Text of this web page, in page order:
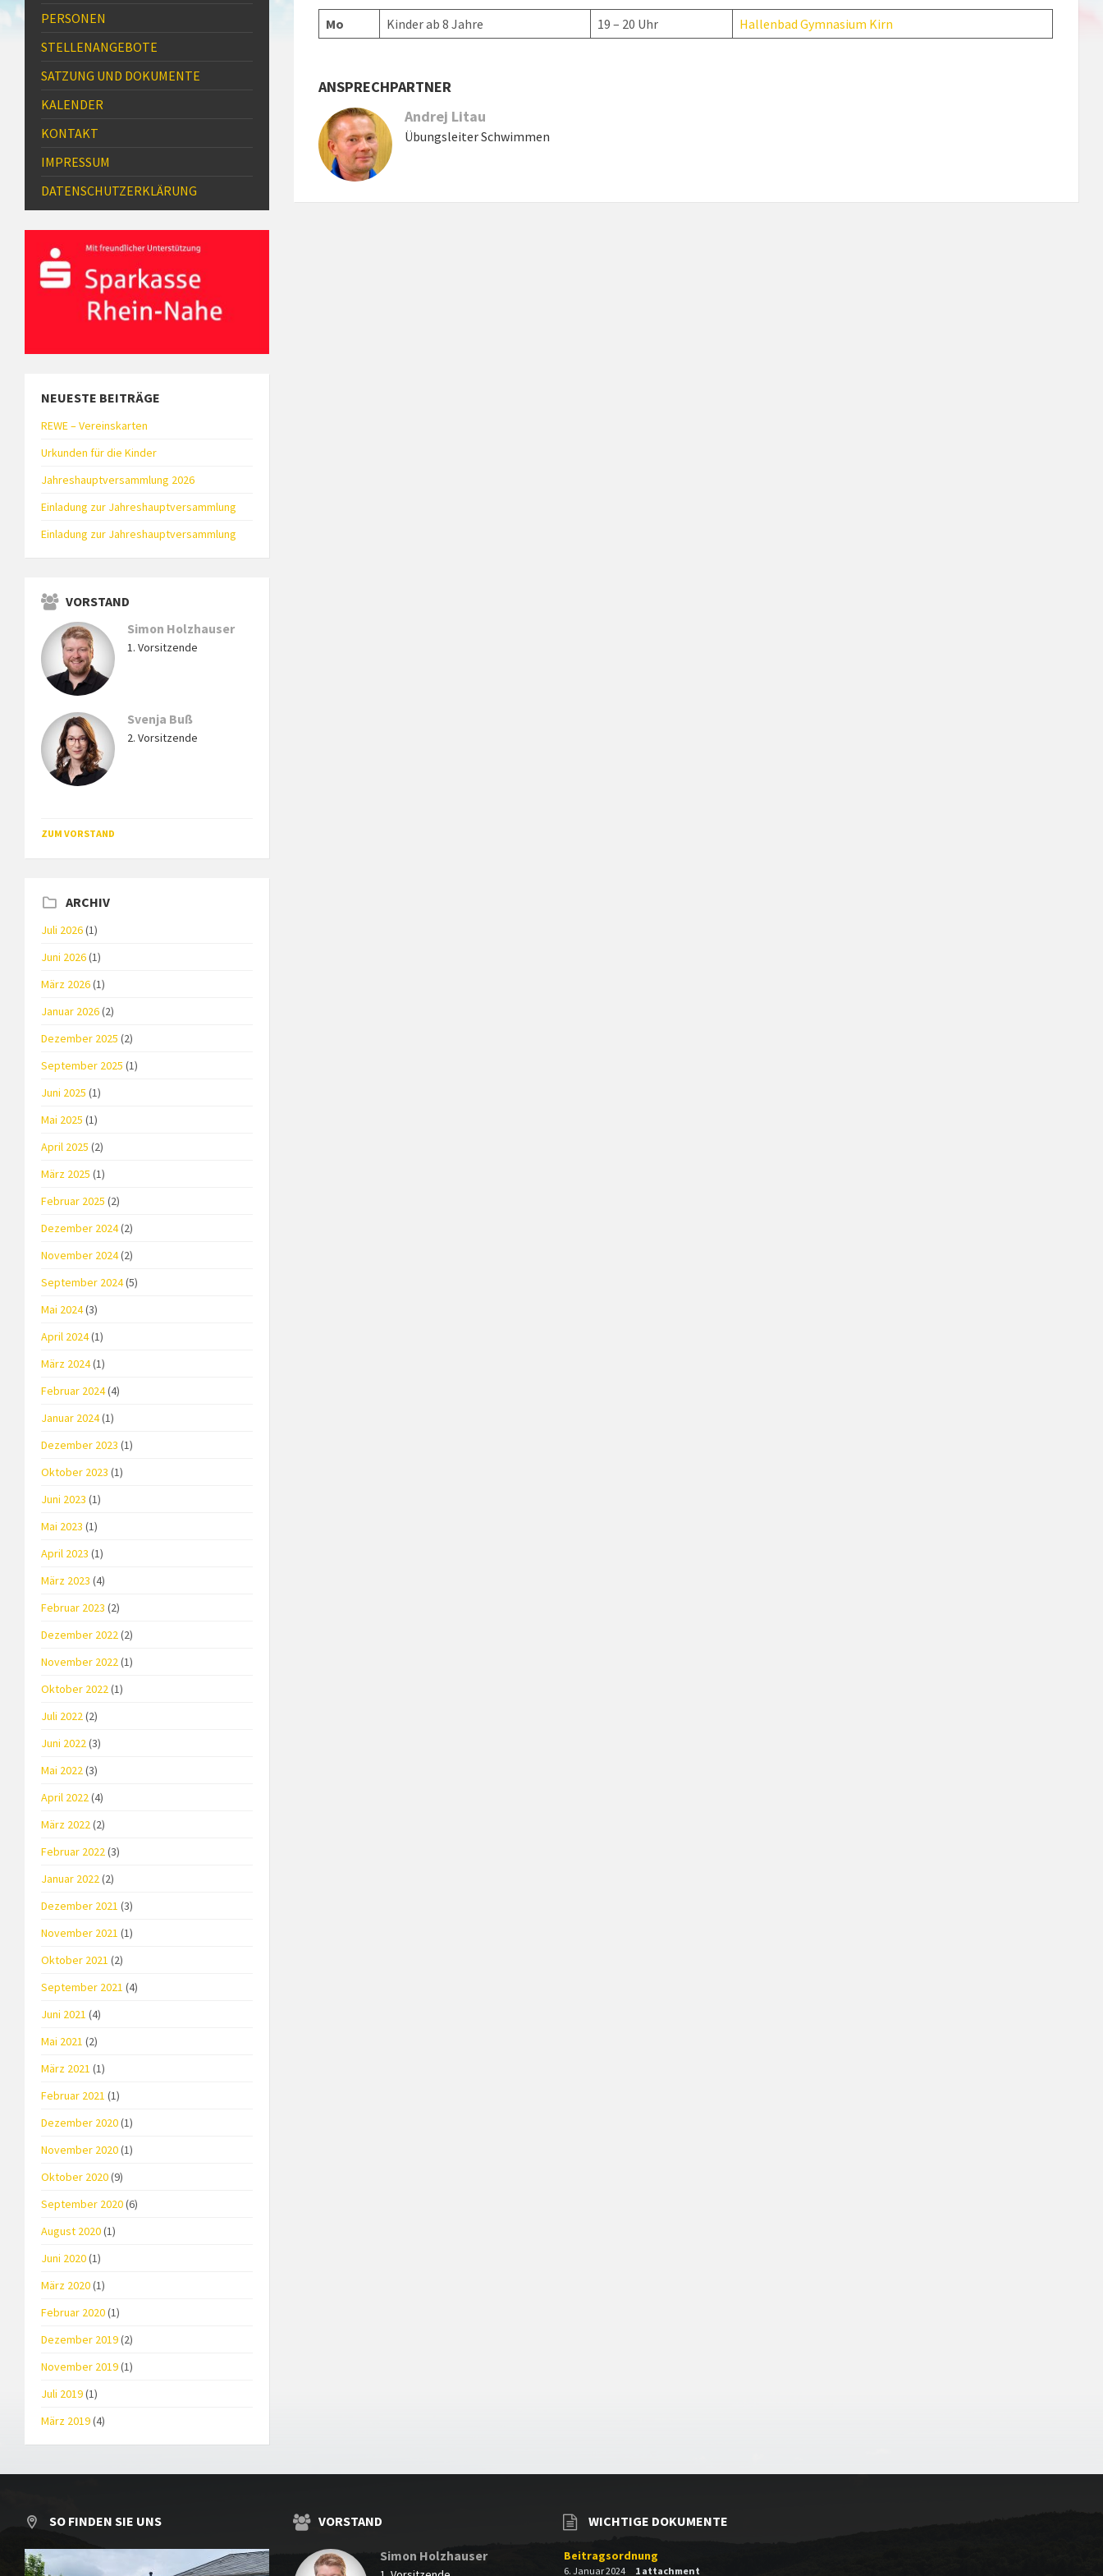
Mo Kinder ab 8 Jahre 19 – 20 Uhr Hallenbad Gymnasium Kirn
ANSPRECHPARTNER
Andrej Litau
Übungsleiter Schwimmen
PERSONEN
STELLENANGEBOTE
SATZUNG UND DOKUMENTE
KALENDER
KONTAKT
IMPRESSUM
DATENSCHUTZ­ERKLÄRUNG
NEUESTE BEITRÄGE
REWE – Vereinskarten
Urkunden für die Kinder
Jahreshauptversammlung 2026
Einladung zur Jahreshauptversammlung
Einladung zur Jahreshauptversammlung
VORSTAND
Simon Holzhauser
1. Vorsitzende
Svenja Buß
2. Vorsitzende
ZUM VORSTAND
ARCHIV
Juli 2026(1)
Juni 2026(1)
März 2026(1)
Januar 2026(2)
Dezember 2025 (2)
September 2025 (1)
Juni 2025 (1)
Mai 2025 (1)
April 2025 (2)
März 2025 (1)
Februar 2025 (2)
Dezember 2024(2)
November 2024(2)
September 2024(5)
Mai 2024(3)
April 2024(1)
März 2024(1)
Februar 2024(4)
Januar 2024(1)
Dezember 2023 (1)
Oktober 2023 (1)
Juni 2023 (1)
Mai 2023 (1)
April 2023 (1)
März 2023 (4)
Februar 2023 (2)
Dezember 2022(2)
November 2022(1)
Oktober 2022(1)
Juli 2022(2)
Juni 2022(3)
Mai 2022(3)
April 2022(4)
März 2022(2)
Februar 2022(3)
Januar 2022(2)
Dezember 2021 (3)
November 2021 (1)
Oktober 2021 (2)
September 2021 (4)
Juni 2021 (4)
Mai 2021 (2)
März 2021 (1)
Februar 2021 (1)
Dezember 2020(1)
November 2020(1)
Oktober 2020(9)
September 2020(6)
August 2020(1)
Juni 2020(1)
März 2020(1)
Februar 2020(1)
Dezember 2019(2)
November 2019(1)
Juli 2019(1)
März 2019(4)
SO FINDEN SIE UNS VORSTAND
Simon Holzhauser
WICHTIGE DOKUMENTE
Beitragsordnung
6. Januar 2024 1 attachment